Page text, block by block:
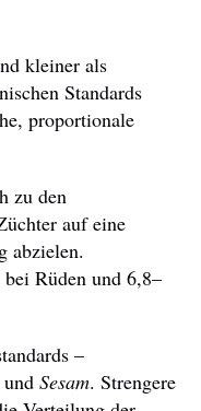
kleiner als
Standards
proportionale
zu den
auf eine
abzielen.
Rüden und 6,8–
–
und Sesam. Strengere